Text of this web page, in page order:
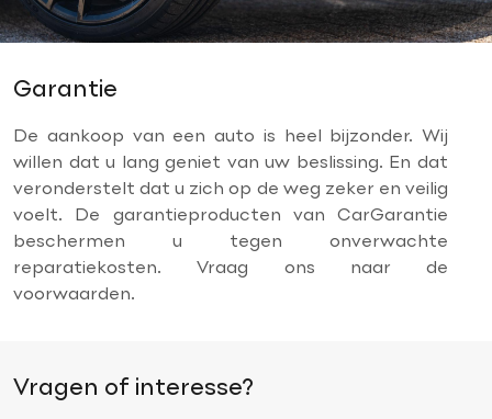
Garantie
De aankoop van een auto is heel bijzonder. Wij
willen dat u lang geniet van uw beslissing. En dat
veronderstelt dat u zich op de weg zeker en veilig
voelt. De garantieproducten van CarGarantie
beschermen u tegen onverwachte
reparatiekosten. Vraag ons naar de
voorwaarden.
Vragen of interesse?